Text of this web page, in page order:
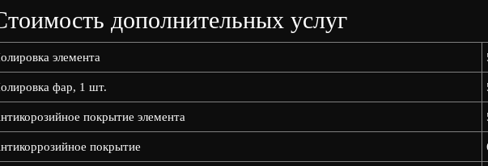
дополнительных услуг
элемента
фар, 1 шт.
покрытие элемента
покрытие